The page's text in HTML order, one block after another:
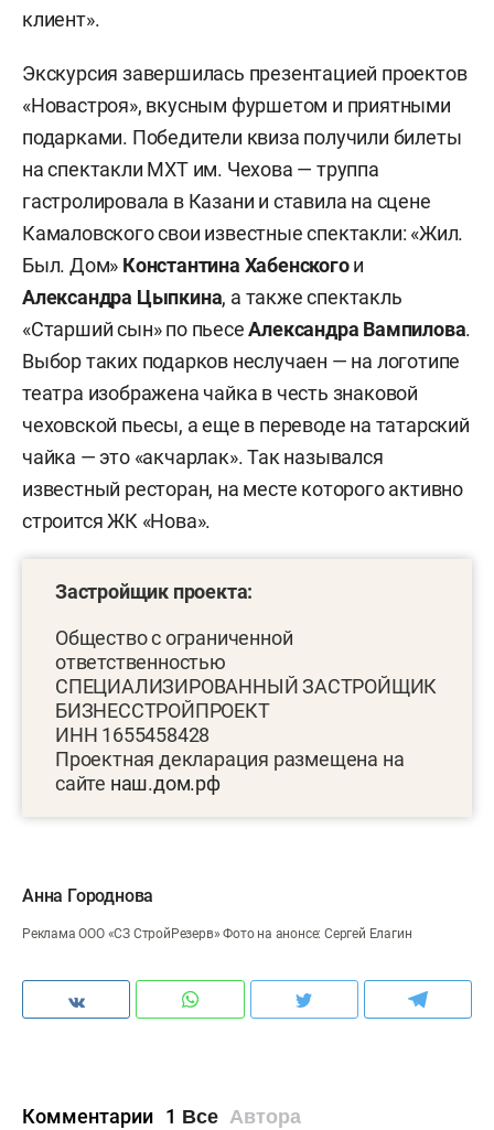
клиент».
Экскурсия завершилась презентацией проектов
«Новастроя», вкусным фуршетом и приятными
подарками. Победители квиза получили билеты
на спектакли МХТ им. Чехова — труппа
гастролировала в Казани и ставила на сцене
Камаловского свои известные спектакли: «Жил.
Был. Дом» Константина Хабенскогои
Александра Цыпкина, а также спектакль
«Старший сын» по пьесеАлександра Вампилова.
Выбор таких подарков неслучаен — на логотипе
театра изображена чайка в честь знаковой
чеховской пьесы, а еще в переводе на татарский
чайка — это «акчарлак». Так назывался
известный ресторан, на месте которого активно
строится ЖК «Нова».
Застройщик проекта:
Общество с ограниченной
ответственностью
СПЕЦИАЛИЗИРОВАННЫЙ ЗАСТРОЙЩИК
БИЗНЕССТРОЙПРОЕКТ
ИНН 1655458428
Проектная декларация размещена на
сайте наш.дом.рф
Анна Городнова
Реклама ООО «СЗ СтройРезерв» Фото на анонсе: Сергей Елагин
Комментарии 1 Все Автора